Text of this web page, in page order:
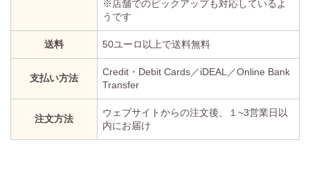
※店舗でのピックアップも対応しているよ
うです
送料 50ユーロ以上で送料無料
支払い方法
Credit・Debit Cards／iDEAL／Online Bank
Transfer
注文方法
ウェブサイトからの注文後、１~3営業日以
内にお届け